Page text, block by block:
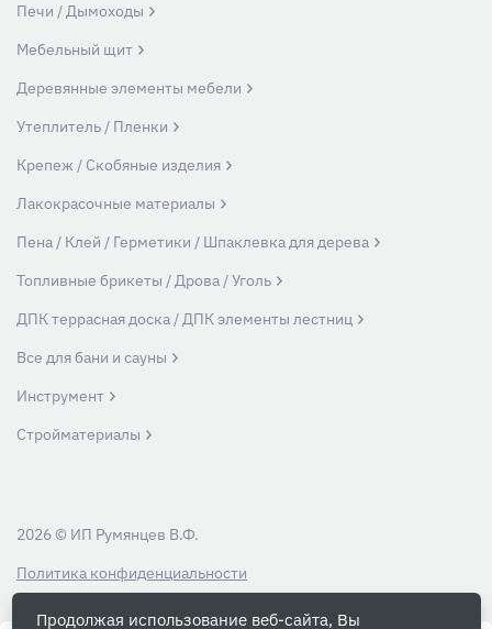
Печи / Дымоходы
Мебельный щит
Деревянные элементы мебели
Утеплитель / Пленки
Крепеж / Скобяные изделия
Лакокрасочные материалы
Пена / Клей / Герметики / Шпаклевка для дерева
Топливные брикеты / Дрова / Уголь
ДПК террасная доска / ДПК элементы лестниц
Все для бани и сауны
Инструмент
Стройматериалы
Политика конфиденциальности
2026 © ИП Румянцев В.Ф.
Продолжая использование веб-сайта, Вы